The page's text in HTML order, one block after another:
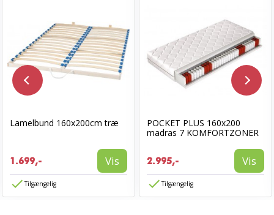
Lamelbund 160x200cm træ
1.699,- Vis
Tilgængelig
POCKET PLUS 160x200
madras 7 KOMFORTZONER
2.995,- Vis
Tilgængelig